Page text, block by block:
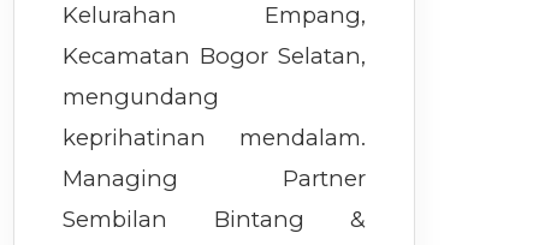
Kelurahan Empang,
Kecamatan Bogor Selatan,
mengundang
keprihatinan mendalam.
Managing Partner
Sembilan Bintang &